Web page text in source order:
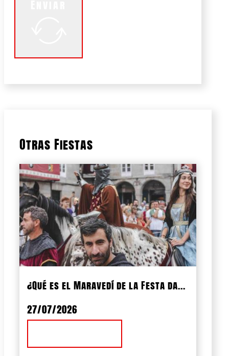
Otras Fiestas
¿Qué es el Maravedí de la Festa da...
27/07/2026